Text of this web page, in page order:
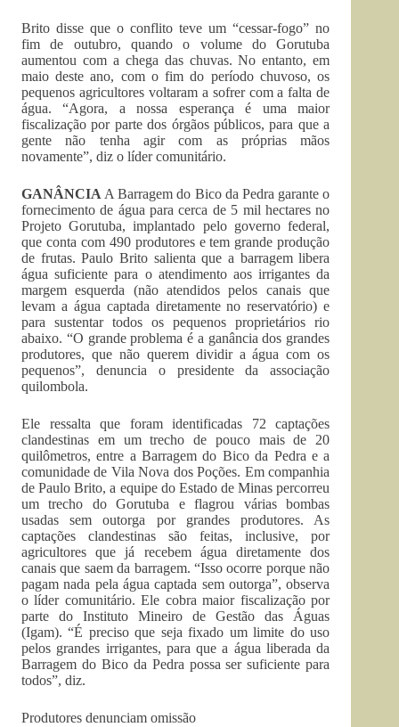
Brito disse que o conflito teve um “cessar-fogo” no
fim de outubro, quando o volume do Gorutuba
aumentou com a chega das chuvas. No entanto, em
maio deste ano, com o fim do período chuvoso, os
pequenos agricultores voltaram a sofrer com a falta de
água. “Agora, a nossa esperança é uma maior
fiscalização por parte dos órgãos públicos, para que a
gente não tenha agir com as próprias mãos
novamente”, diz o líder comunitário.
GANÂNCIA A Barragem do Bico da Pedra garante o
fornecimento de água para cerca de 5 mil hectares no
Projeto Gorutuba, implantado pelo governo federal,
que conta com 490 produtores e tem grande produção
de frutas. Paulo Brito salienta que a barragem libera
água suficiente para o atendimento aos irrigantes da
margem esquerda (não atendidos pelos canais que
levam a água captada diretamente no reservatório) e
para sustentar todos os pequenos proprietários rio
abaixo. “O grande problema é a ganância dos grandes
produtores, que não querem dividir a água com os
pequenos”, denuncia o presidente da associação
quilombola.
Ele ressalta que foram identificadas 72 captações
clandestinas em um trecho de pouco mais de 20
quilômetros, entre a Barragem do Bico da Pedra e a
comunidade de Vila Nova dos Poções. Em companhia
de Paulo Brito, a equipe do Estado de Minas percorreu
um trecho do Gorutuba e flagrou várias bombas
usadas sem outorga por grandes produtores. As
captações clandestinas são feitas, inclusive, por
agricultores que já recebem água diretamente dos
canais que saem da barragem. “Isso ocorre porque não
pagam nada pela água captada sem outorga”, observa
o líder comunitário. Ele cobra maior fiscalização por
parte do Instituto Mineiro de Gestão das Águas
(Igam). “É preciso que seja fixado um limite do uso
pelos grandes irrigantes, para que a água liberada da
Barragem do Bico da Pedra possa ser suficiente para
todos”, diz.
Produtores denunciam omissão